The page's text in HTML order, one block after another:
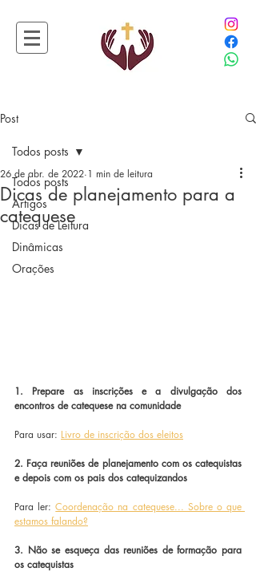
Post
Todos posts
Artigos
Dicas de Leitura
Dinâmicas
Orações
Todos posts
Dicas de planejamento para a
catequese
26 de abr. de 2022 1 min de leitura
1. Prepare as inscrições e a divulgação dos
encontros de catequese na comunidade
Para usar: Livro de inscrição dos eleitos
2. Faça reuniões de planejamento com os catequistas
e depois com os pais dos catequizandos
Para ler: Coordenação na catequese... Sobre o que
estamos falando?
3. Não se esqueça das reuniões de formação para
os catequistas